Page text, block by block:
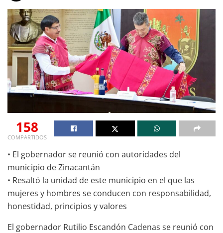
158
COMPARTIDOS
• El gobernador se reunió con autoridades del
municipio de Zinacantán
• Resaltó la unidad de este municipio en el que las
mujeres y hombres se conducen con responsabilidad,
honestidad, principios y valores
El gobernador Rutilio Escandón Cadenas se reunió con